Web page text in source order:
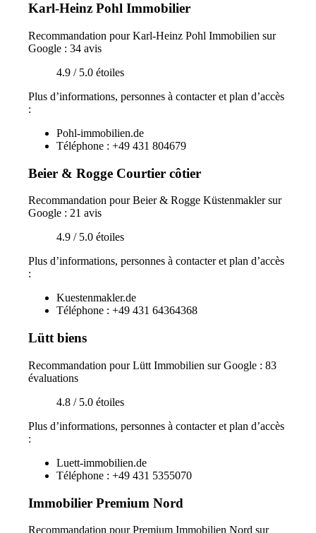
Karl-Heinz Pohl Immobilier
Recommandation pour Karl-Heinz Pohl Immobilien sur
Google : 34 avis
4.9 / 5.0 étoiles
Plus d’informations, personnes à contacter et plan d’accès
:
Pohl-immobilien.de
Téléphone : +49 431 804679
Beier & Rogge Courtier côtier
Recommandation pour Beier & Rogge Küstenmakler sur
Google : 21 avis
4.9 / 5.0 étoiles
Plus d’informations, personnes à contacter et plan d’accès
:
Kuestenmakler.de
Téléphone : +49 431 64364368
Lütt biens
Recommandation pour Lütt Immobilien sur Google : 83
évaluations
4.8 / 5.0 étoiles
Plus d’informations, personnes à contacter et plan d’accès
:
Luett-immobilien.de
Téléphone : +49 431 5355070
Immobilier Premium Nord
Recommandation pour Premium Immobilien Nord sur